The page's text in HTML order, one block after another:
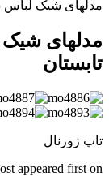
مدلهای شیک لباس
مدلهای
تابستان
تاپ ژورنال
appeared first on .